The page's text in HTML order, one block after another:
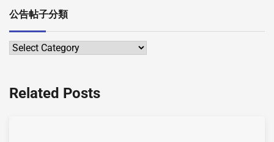
公告帖子分類
Related Posts